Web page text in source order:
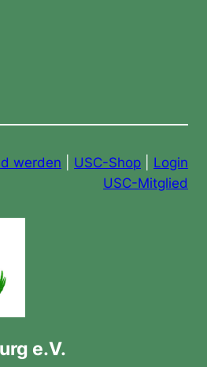
werden USC-Shop
Login
USC-Mitglied
e.V.